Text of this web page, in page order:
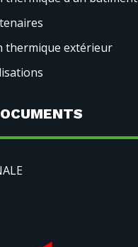
thermique extérieur